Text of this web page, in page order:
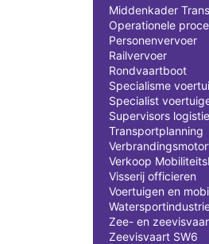
Middenkader
Operationele
Personenvervoer
Railvervoer
Rondvaartboot
Specialisme
Specialist
Supervisors
Transportplanning
Verkoop
Visserij officieren
Voertuigen en
Zee- en
Zeevisvaart SW6